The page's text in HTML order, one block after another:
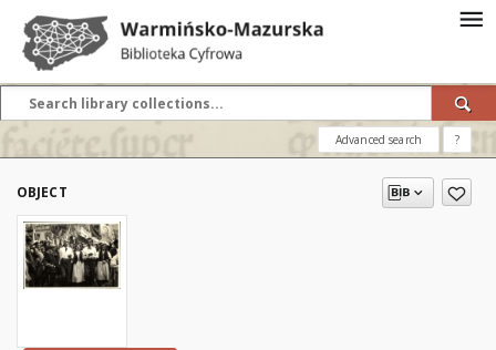
Advanced search ?
OBJECT